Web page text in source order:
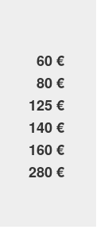
60 €
80 €
125 €
140 €
160 €
280 €